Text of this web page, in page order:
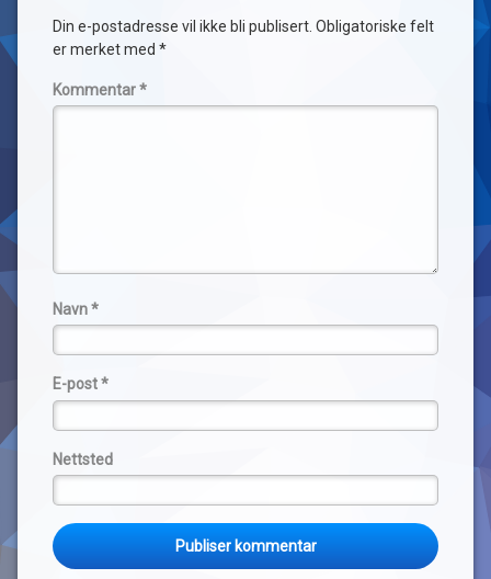
Din e-postadresse vil ikke bli publisert. Obligatoriske felt
er merket med *
Kommentar*
Navn*
E-post*
Nettsted